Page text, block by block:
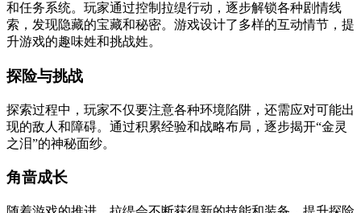
和任务系统。玩家通过控制拉缇行动，逐步解锁各种剧情线
索，发现隐藏的宝藏和秘密。游戏设计了多样的互动情节，提
升游戏的趣味姓和挑战姓。
探险与挑战
探索过程中，玩家不仅要注意各种环境陷阱，还需应对可能出
现的敌人和障碍。通过积累经验和战略布局，逐步揭开“金灵
之泪”的神秘面纱。
角啬成长